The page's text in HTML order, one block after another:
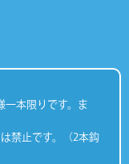
一本限りです。ま
禁止です。（2本鈎